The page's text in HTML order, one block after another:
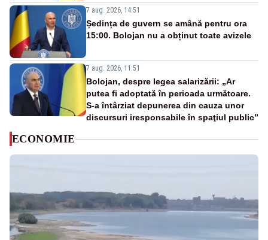
7 aug. 2026, 14:51
Ședința de guvern se amână pentru ora
15:00. Bolojan nu a obținut toate avizele
7 aug. 2026, 11:51
Bolojan, despre legea salarizării: „Ar
putea fi adoptată în perioada următoare.
S-a întârziat depunerea din cauza unor
discursuri iresponsabile în spaţiul public”
ECONOMIE